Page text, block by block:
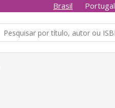
Brasil Portugal